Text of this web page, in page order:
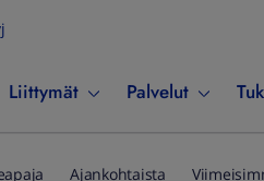
Liittymät Palvelut
Ajankohtaista